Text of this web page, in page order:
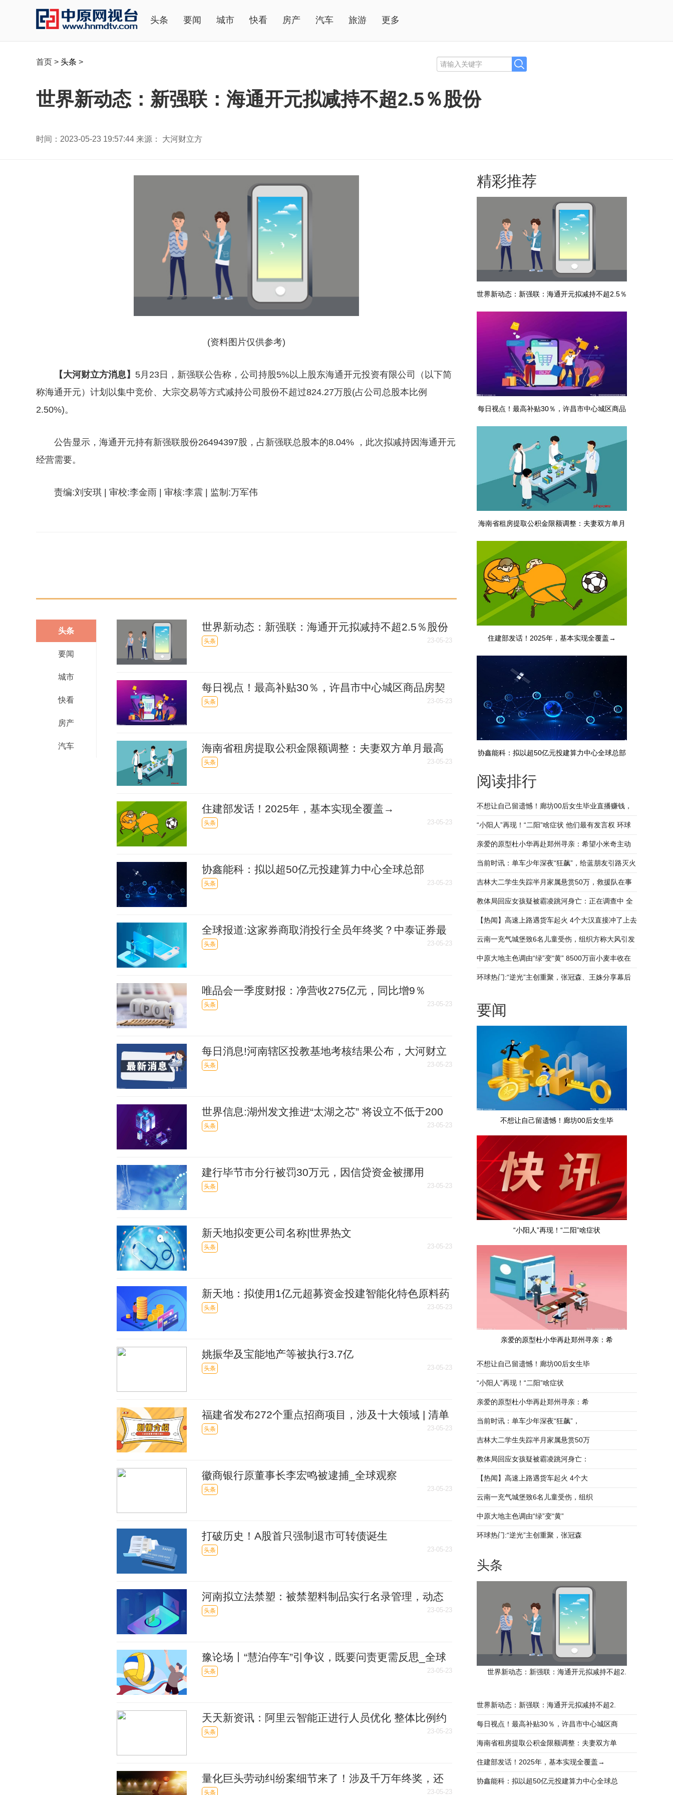
头条 要闻 城市 快看 房产 汽车 旅游 更多
首页 > 头条 >
世界新动态：新强联：海通开元拟减持不超2.5％股份
时间：2023-05-23 19:57:44 来源： 大河财立方
(资料图片仅供参考)
【大河财立方消息】 5月23日，新强联公告称，公司持股5%以上股东海通开元投资有限公司（以下简
称海通开元）计划以集中竞价、大宗交易等方式减持公司股份不超过824.27万股(占公司总股本比例
2.50%)。
公告显示，海通开元持有新强联股份26494397股，占新强联总股本的8.04% ，此次拟减持因海通开元
经营需要。
责编:刘安琪 | 审校:李金雨 | 审核:李震 | 监制:万军伟
头条
要闻
城市
快看
房产
汽车
世界新动态：新强联：海通开元拟减持不超2.5％股份
头条 23-05-23
每日视点！最高补贴30％，许昌市中心城区商品房契
税补贴政策调整
头条 23-05-23
海南省租房提取公积金限额调整：夫妻双方单月最高
3000元
头条 23-05-23
住建部发话！2025年，基本实现全覆盖→
头条 23-05-23
协鑫能科：拟以超50亿元投建算力中心全球总部
头条 23-05-23
全球报道:这家券商取消投行全员年终奖？中泰证券最
新回应来了
头条 23-05-23
唯品会一季度财报：净营收275亿元，同比增9％
头条 23-05-23
每日消息!河南辖区投教基地考核结果公布，大河财立
方投教基地等获评优秀
头条 23-05-23
世界信息:湖州发文推进“太湖之芯” 将设立不低于200
亿元产业基金
头条 23-05-23
建行毕节市分行被罚30万元，因信贷资金被挪用
头条 23-05-23
新天地拟变更公司名称|世界热文
头条 23-05-23
新天地：拟使用1亿元超募资金投建智能化特色原料药
配套产业链项目-世界球精选
头条 23-05-23
姚振华及宝能地产等被执行3.7亿
头条 23-05-23
福建省发布272个重点招商项目，涉及十大领域 | 清单
_当前视讯
头条 23-05-23
徽商银行原董事长李宏鸣被逮捕_全球观察
头条 23-05-23
打破历史！A股首只强制退市可转债诞生
头条 23-05-23
河南拟立法禁塑：被禁塑料制品实行名录管理，动态
调整-环球即时
头条 23-05-23
豫论场丨“慧泊停车”引争议，既要问责更需反思_全球
新消息
头条 23-05-23
天天新资讯：阿里云智能正进行人员优化 整体比例约
7％
头条 23-05-23
量化巨头劳动纠纷案细节来了！涉及千万年终奖，还
头条 23-05-23
精彩推荐
世界新动态：新强联：海通开元拟减持不超2.5％
每日视点！最高补贴30％，许昌市中心城区商品
海南省租房提取公积金限额调整：夫妻双方单月
住建部发话！2025年，基本实现全覆盖→
协鑫能科：拟以超50亿元投建算力中心全球总部
阅读排行
不想让自己留遗憾！廊坊00后女生毕业直播赚钱，
24小时照顾渐冻症妈妈
“小阳人”再现！“二阳”啥症状 他们最有发言权 环球
简讯
亲爱的原型杜小华再赴郑州寻亲：希望小米奇主动
出来采血 当前播报
当前时讯：单车少年深夜“狂飙”，给蓝朋友引路灭火
吉林大二学生失踪半月家属悬赏50万，救援队在事
发江面多次打捞均无线索
教体局回应女孩疑被霸凌跳河身亡：正在调查中 全
球看热讯
【热闻】高速上路遇货车起火 4个大汉直接冲了上去
云南一充气城堡致6名儿童受伤，组织方称大风引发
事故，多部门介入调查_世界最新
中原大地主色调由“绿”变“黄” 8500万亩小麦丰收在
望｜起飞吧河南_天天头条
环球热门:“逆光”主创重聚，张冠森、王姝分享幕后
要闻
不想让自己留遗憾！廊坊00后女生毕
“小阳人”再现！“二阳”啥症状
亲爱的原型杜小华再赴郑州寻亲：希
不想让自己留遗憾！廊坊00后女生毕
“小阳人”再现！“二阳”啥症状
亲爱的原型杜小华再赴郑州寻亲：希
当前时讯：单车少年深夜“狂飙”，
吉林大二学生失踪半月家属悬赏50万
教体局回应女孩疑被霸凌跳河身亡：
【热闻】高速上路遇货车起火 4个大
云南一充气城堡致6名儿童受伤，组织
中原大地主色调由“绿”变“黄”
环球热门:“逆光”主创重聚，张冠森
头条
世界新动态：新强联：海通开元拟减持不超2.
世界新动态：新强联：海通开元拟减持不超2.
每日视点！最高补贴30％，许昌市中心城区商
海南省租房提取公积金限额调整：夫妻双方单
住建部发话！2025年，基本实现全覆盖→
协鑫能科：拟以超50亿元投建算力中心全球总